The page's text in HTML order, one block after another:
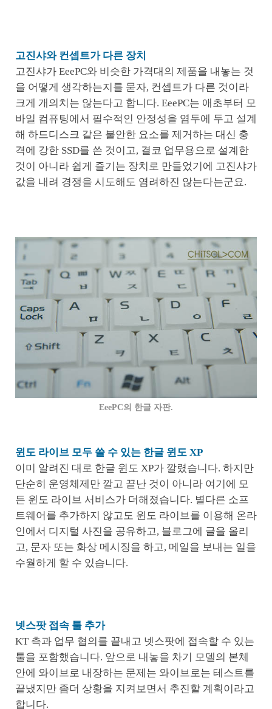
고진샤와 컨셉트가 다른 장치
고진샤가 EeePC와 비슷한 가격대의 제품을 내놓는 것
을 어떻게 생각하는지를 묻자, 컨셉트가 다른 것이라
크게 개의치는 않는다고 합니다. EeePC는 애초부터 모
바일 컴퓨팅에서 필수적인 안정성을 염두에 두고 설계
해 하드디스크 같은 불안한 요소를 제거하는 대신 충
격에 강한 SSD를 쓴 것이고, 결코 업무용으로 설계한
것이 아니라 쉽게 즐기는 장치로 만들었기에 고진샤가
값을 내려 경쟁을 시도해도 염려하진 않는다는군요.
EeePC의 한글 자판.
윈도 라이브 모두 쓸 수 있는 한글 윈도 XP
이미 알려진 대로 한글 윈도 XP가 깔렸습니다. 하지만
단순히 운영체제만 깔고 끝난 것이 아니라 여기에 모
든 윈도 라이브 서비스가 더해졌습니다. 별다른 소프
트웨어를 추가하지 않고도 윈도 라이브를 이용해 온라
인에서 디지털 사진을 공유하고, 블로그에 글을 올리
고, 문자 또는 화상 메시징을 하고, 메일을 보내는 일을
수월하게 할 수 있습니다.
넷스팟 접속 툴 추가
KT 측과 업무 협의를 끝내고 넷스팟에 접속할 수 있는
툴을 포함했습니다. 앞으로 내놓을 차기 모델의 본체
안에 와이브로 내장하는 문제는 와이브로는 테스트를
끝냈지만 좀더 상황을 지켜보면서 추진할 계획이라고
합니다.